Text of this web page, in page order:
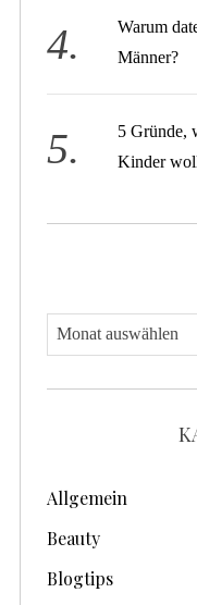
Warum
Männer?
5 Gründe,
Kinder
A
r
c
e
Allgemein
Beauty
Blogtips